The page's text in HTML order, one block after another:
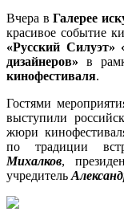
Вчера вГалерее
красивое событие
«Русский Силуэт»
дизайнеров» в
кинофестиваля.
Гостями
выступили
жюри
по традиции
Михалков,
учредитель